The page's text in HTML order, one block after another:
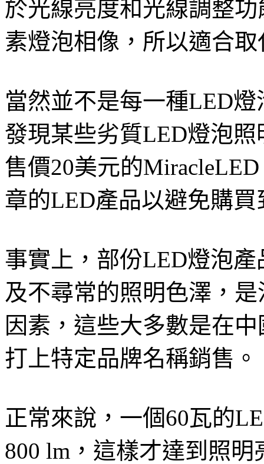
於光線亮度和光線調整
素燈泡相像，所以適合
當然並不是每一種LED
發現某些劣質LED燈泡
售價20美元的
章的LED產品以避免購買
事實上，部份LED燈泡
及不尋常的照明色澤，
因素，這些大多數是在
打上特定品牌名稱銷售。
正常來說，一個60瓦的
800 lm，這樣才達到照